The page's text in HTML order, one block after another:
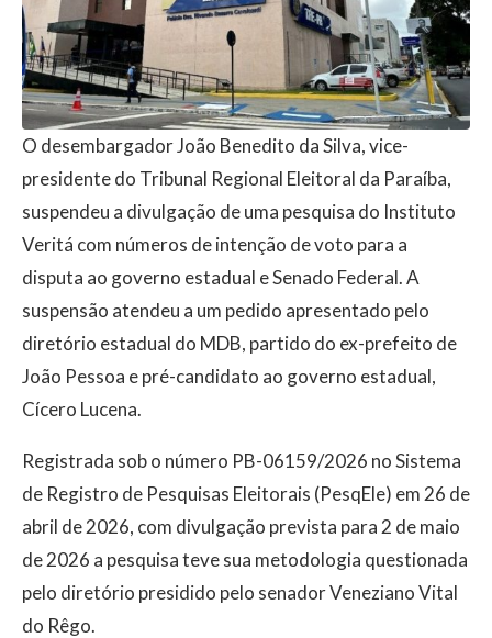
O desembargador João Benedito da Silva, vice-
presidente do Tribunal Regional Eleitoral da Paraíba,
suspendeu a divulgação de uma pesquisa do Instituto
Veritá com números de intenção de voto para a
disputa ao governo estadual e Senado Federal. A
suspensão atendeu a um pedido apresentado pelo
diretório estadual do MDB, partido do ex-prefeito de
João Pessoa e pré-candidato ao governo estadual,
Cícero Lucena.
Registrada sob o número PB-06159/2026 no Sistema
de Registro de Pesquisas Eleitorais (PesqEle) em 26 de
abril de 2026, com divulgação prevista para 2 de maio
de 2026 a pesquisa teve sua metodologia questionada
pelo diretório presidido pelo senador Veneziano Vital
do Rêgo.